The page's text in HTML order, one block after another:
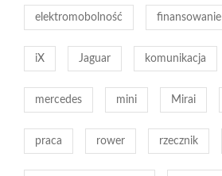
elektromobolność finansowanie
iX Jaguar komunikacja
mercedes mini Mirai
praca rower rzecznik